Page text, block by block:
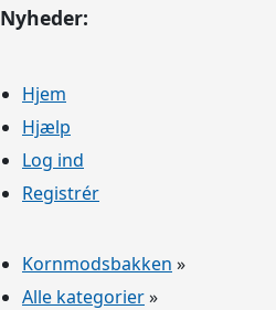
Nyheder:
Hjem
Hjælp
Log ind
Registrér
Kornmodsbakken »
Alle kategorier»